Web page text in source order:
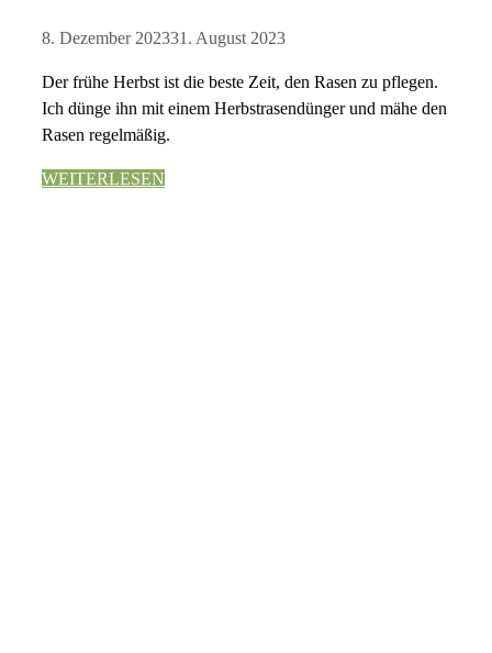
8. Dezember 202331. August 2023
Der frühe Herbst ist die beste Zeit, den Rasen zu pflegen.
Ich dünge ihn mit einem Herbstrasendünger und mähe den
Rasen regelmäßig.
WEITERLESEN